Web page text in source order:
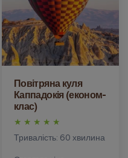
Повітряна куля
Каппадокія (економ-
клас)
Тривалість: 60 хвилина